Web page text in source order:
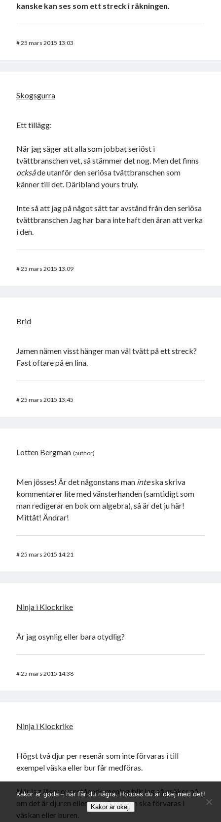
kanske kan ses som ett streck i räkningen.
#25 mars 2015 13:03
Skogsgurra
Ett tillägg:
När jag säger att alla som jobbat seriöst i
tvättbranschen vet, så stämmer det nog. Men det finns
ocksåde utanför den seriösa tvättbranschen som
känner till det. Däribland yours truly.
Inte så att jag på något sätt tar avstånd från den seriösa
tvättbranschen Jag har bara inte haft den äran att verka
i den.
#25 mars 2015 13:09
Brid
Jamen nämen visst hänger man väl tvätt på ett streck?
Fast oftare på en lina.
#25 mars 2015 13:45
Lotten Bergman
Men jösses! Är det någonstans man inteska skriva
kommentarer lite med vänsterhanden (samtidigt som
man redigerar en bok om algebra), så är det ju här!
Mittåt! Ändrar!
#25 mars 2015 14:21
Ninja i Klockrike
Är jag osynlig eller bara otydlig?
#25 mars 2015 14:38
Ninja i Klockrike
Högst två djur per resenär som inte förvaras i till
exempel väska eller bur får medföras.
När jag läser ovanstående mening blir jag så osäker på
om det är djuren eller resenären som ska förvaras i
väskan eller buren.
Kakor är goda – här får du några. Hoppas du är okej med det!
Kakor är okej.